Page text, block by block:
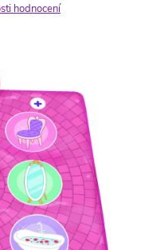
hodnocení